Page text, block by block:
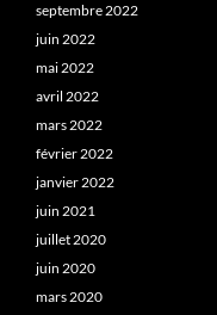
septembre 2022
juin 2022
mai 2022
avril 2022
mars 2022
février 2022
janvier 2022
juin 2021
juillet 2020
juin 2020
mars 2020